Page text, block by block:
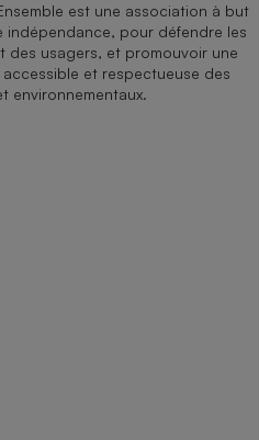
est une association à but
pour défendre les
des usagers, et promouvoir une
et respectueuse des
environnementaux.